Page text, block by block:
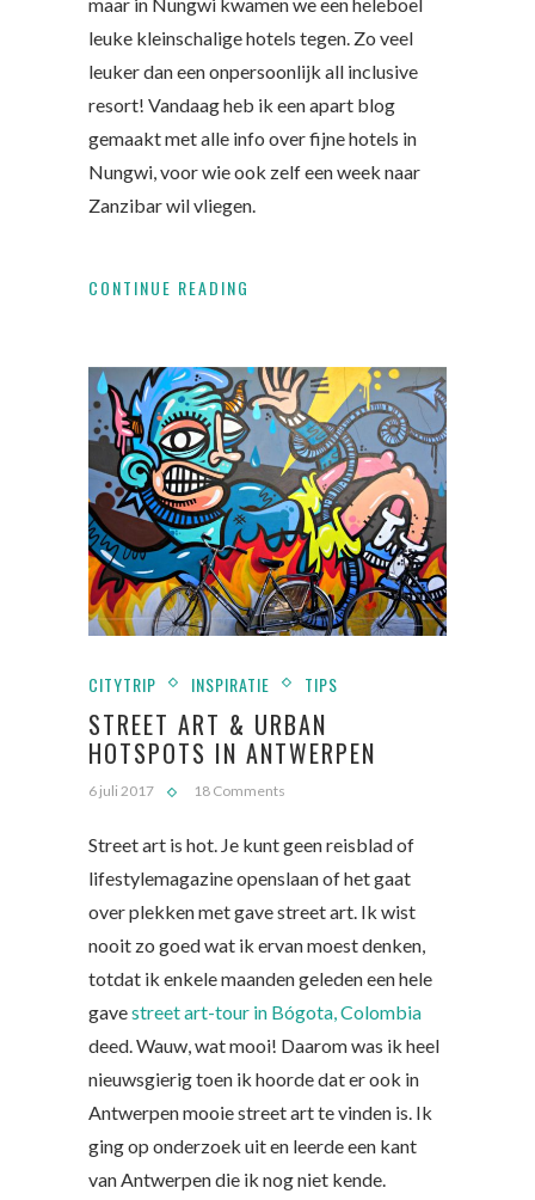
leuke kleinschalige hotels tegen. Zo veel
leuker dan een onpersoonlijk all inclusive
resort! Vandaag heb ik een apart blog
gemaakt met alle info over fijne hotels in
Nungwi, voor wie ook zelf een week naar
Zanzibar wil vliegen.
CONTINUE READING
CITYTRIP INSPIRATIE TIPS
STREET ART & URBAN
HOTSPOTS IN ANTWERPEN
6 juli 2017 18 Comments
Street art is hot. Je kunt geen reisblad of
lifestylemagazine openslaan of het gaat
over plekken met gave street art. Ik wist
nooit zo goed wat ik ervan moest denken,
totdat ik enkele maanden geleden een hele
gavestreet art-tour in Bógota, Colombia
deed. Wauw, wat mooi! Daarom was ik heel
nieuwsgierig toen ik hoorde dat er ook in
Antwerpen mooie street art te vinden is. Ik
ging op onderzoek uit en leerde een kant
van Antwerpen die ik nog niet kende.